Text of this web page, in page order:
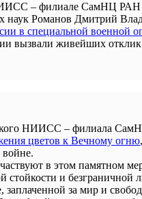
– филиале СамНЦ РАН
наук Романов Дмитрий
в специальной военной
вызвали живейших
НИИСС – филиала
цветов к Вечному огню
в этом памятном
стойкости и
за мир и